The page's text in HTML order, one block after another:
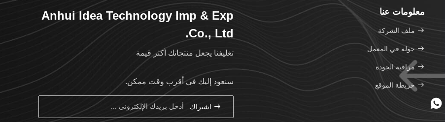
معلومات عنا
ملف الشركة
جولة في المعمل
مراقبة الجودة
خريطة الموقع
Anhui Idea Technology Imp & Exp
Co., Ltd.
تغليفنا يجعل منتجاتك أكثر قيمة
سنعود إليك في أقرب وقت ممكن.
اشتراك